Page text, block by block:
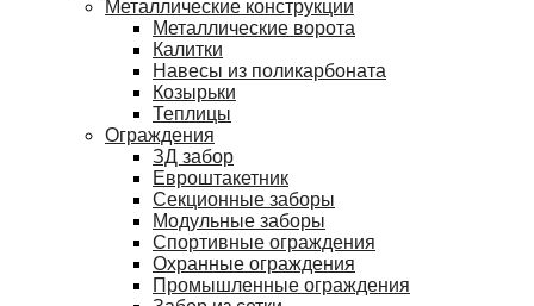
Металлические конструкции
Металлические ворота
Калитки
Навесы из поликарбоната
Козырьки
Теплицы
Ограждения
ЗД забор
Евроштакетник
Секционные заборы
Модульные заборы
Спортивные ограждения
Охранные ограждения
Промышленные ограждения